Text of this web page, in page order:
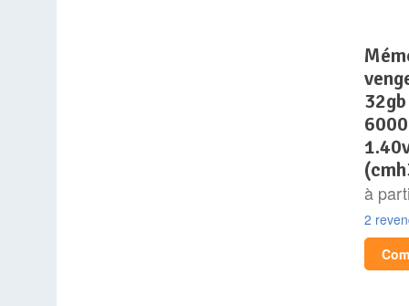
mémoire ram – corsair –
à
2